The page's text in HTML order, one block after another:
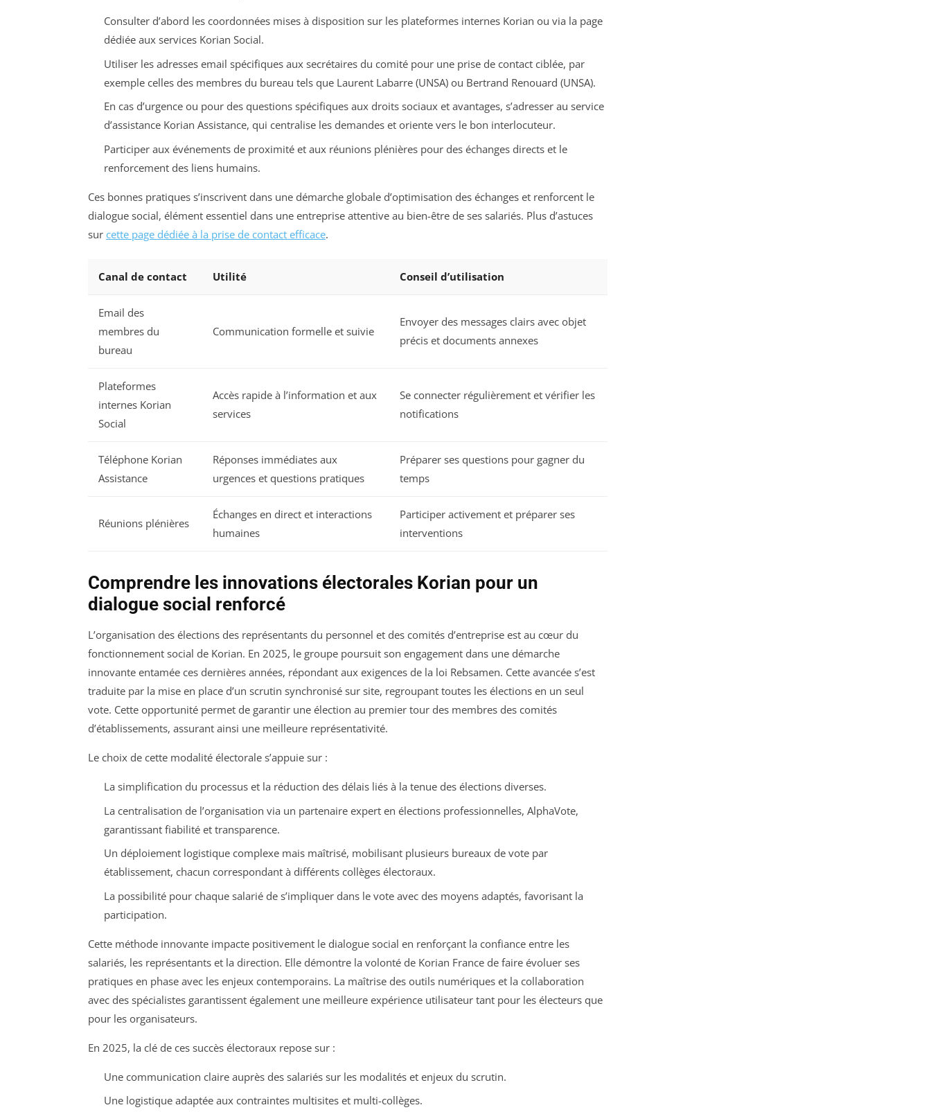
Consulter d’abord les coordonnées mises à disposition sur les plateformes internes Korian ou via la page
dédiée aux services Korian Social.
Utiliser les adresses email spécifiques aux secrétaires du comité pour une prise de contact ciblée, par
exemple celles des membres du bureau tels que Laurent Labarre (UNSA) ou Bertrand Renouard (UNSA).
En cas d’urgence ou pour des questions spécifiques aux droits sociaux et avantages, s’adresser au service
d’assistance Korian Assistance, qui centralise les demandes et oriente vers le bon interlocuteur.
Participer aux événements de proximité et aux réunions plénières pour des échanges directs et le
renforcement des liens humains.
Ces bonnes pratiques s’inscrivent dans une démarche globale d’optimisation des échanges et renforcent le
dialogue social, élément essentiel dans une entreprise attentive au bien-être de ses salariés. Plus d’astuces
sur cette page dédiée à la prise de contact efficace.
Canal de contact Utilité Conseil d’utilisation
Email des
membres du
bureau
Communication formelle et suivie
Envoyer des messages clairs avec objet
précis et documents annexes
Plateformes
internes Korian
Social
Accès rapide à l’information et aux
services
Se connecter régulièrement et vérifier les
notifications
Téléphone Korian
Assistance
Réponses immédiates aux
urgences et questions pratiques
Préparer ses questions pour gagner du
temps
Réunions plénières
Échanges en direct et interactions
humaines
Participer activement et préparer ses
interventions
Comprendre les innovations électorales Korian pour un
dialogue social renforcé
L’organisation des élections des représentants du personnel et des comités d’entreprise est au cœur du
fonctionnement social de Korian. En 2025, le groupe poursuit son engagement dans une démarche
innovante entamée ces dernières années, répondant aux exigences de la loi Rebsamen. Cette avancée s’est
traduite par la mise en place d’un scrutin synchronisé sur site, regroupant toutes les élections en un seul
vote. Cette opportunité permet de garantir une élection au premier tour des membres des comités
d’établissements, assurant ainsi une meilleure représentativité.
Le choix de cette modalité électorale s’appuie sur :
La simplification du processus et la réduction des délais liés à la tenue des élections diverses.
La centralisation de l’organisation via un partenaire expert en élections professionnelles, AlphaVote,
garantissant fiabilité et transparence.
Un déploiement logistique complexe mais maîtrisé, mobilisant plusieurs bureaux de vote par
établissement, chacun correspondant à différents collèges électoraux.
La possibilité pour chaque salarié de s’impliquer dans le vote avec des moyens adaptés, favorisant la
participation.
Cette méthode innovante impacte positivement le dialogue social en renforçant la confiance entre les
salariés, les représentants et la direction. Elle démontre la volonté de Korian France de faire évoluer ses
pratiques en phase avec les enjeux contemporains. La maîtrise des outils numériques et la collaboration
avec des spécialistes garantissent également une meilleure expérience utilisateur tant pour les électeurs que
pour les organisateurs.
En 2025, la clé de ces succès électoraux repose sur :
Une communication claire auprès des salariés sur les modalités et enjeux du scrutin.
Une logistique adaptée aux contraintes multisites et multi-collèges.